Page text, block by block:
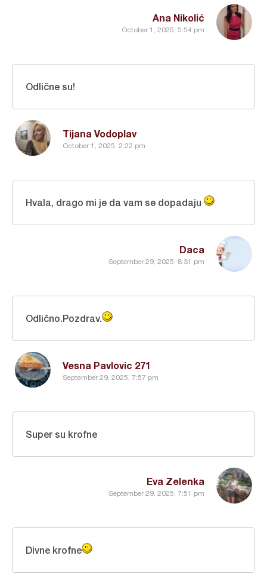
Ana Nikolić
October 1, 2025, 5:54 pm
Tijana Vodoplav
October 1, 2025, 2:22 pm
Odlične su!
Daca
September 29, 2025, 8:31 pm
Hvala, drago mi je da vam se dopadaju
Vesna Pavlovic 271
September 29, 2025, 7:57 pm
Odlično.Pozdrav.
Eva Zelenka
September 29, 2025, 7:51 pm
Super su krofne
Divne krofne